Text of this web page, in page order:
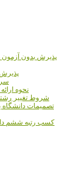
پذیرش بدون آزمون
پذیرش
سرمایه
نحوه
شروط تغییر
تصمیمات دانشگاه
کسب رتبه ششم